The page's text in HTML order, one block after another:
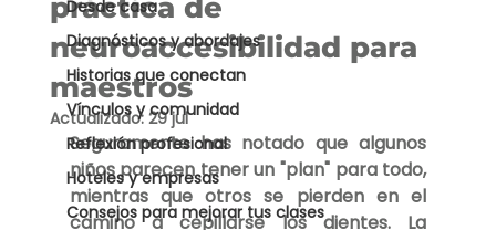
Desde casa
Diagnósticos y abordajes
Historias que conectan
Vínculos y comunidad
Reflexión profesional
Hoteles y empresas
Consejos para mejorar tus clases
práctica de
neuroaccesibilidad para
maestros
Actualizado: 29 jul
Seguramente has notado que algunos
niños parecen tener un "plan" para todo,
mientras que otros se pierden en el
camino a cepillarse los dientes. La